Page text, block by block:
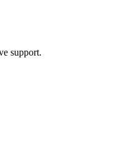
support.